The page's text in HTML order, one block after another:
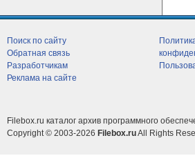
Поиск по сайту
Обратная связь
Разработчикам
Реклама на сайте
Filebox.ru каталог архив программного
Copyright © 2003-2026 Filebox.ruAll Rights